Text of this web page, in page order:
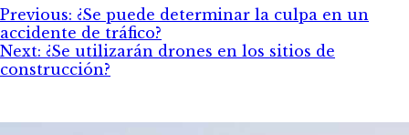
Post
navigation
Previous: ¿Se puede determinar la culpa en un
accidente de tráfico?
Next: ¿Se utilizarán drones en los sitios de
construcción?